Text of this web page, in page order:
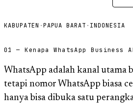
KABUPATEN ·PAPUA BARAT · INDONESIA
01 — Kenapa WhatsApp Business
WhatsApp adalah kanal utama
tetapi nomor WhatsApp biasa
hanya bisa dibuka satu